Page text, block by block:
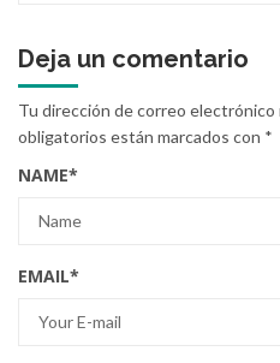
Deja un comentario
Tu dirección de correo electrónico
obligatorios están marcados con *
NAME*
EMAIL*